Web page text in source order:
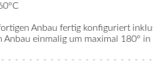
Anbau fertig konfiguriert
Anbau einmalig um maximal 180°